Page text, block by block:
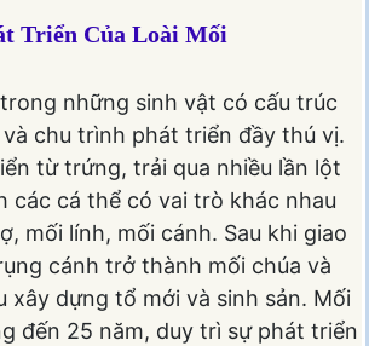
Triển Của Loài Mối
những sinh vật có cấu trúc
chu trình phát triển đầy thú vị.
từ trứng, trải qua nhiều lần lột
các cá thể có vai trò khác nhau
mối lính, mối cánh. Sau khi giao
cánh trở thành mối chúa và
xây dựng tổ mới và sinh sản. Mối
đến 25 năm, duy trì sự phát triển